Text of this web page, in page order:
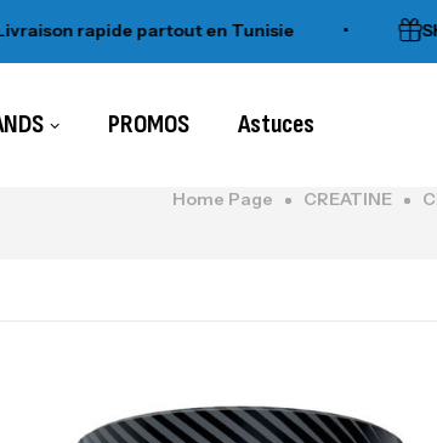
rapide partout en Tunisie • SHaker
PROMOS Astuces
Home Page CREATINE